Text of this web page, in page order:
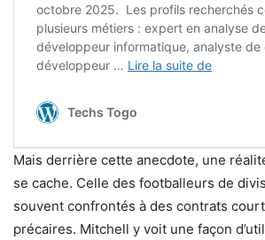
Mais derrière cette anecdote, une
se cache. Celle des footballeurs de
souvent confrontés à des contrats
précaires. Mitchell y voit une façon